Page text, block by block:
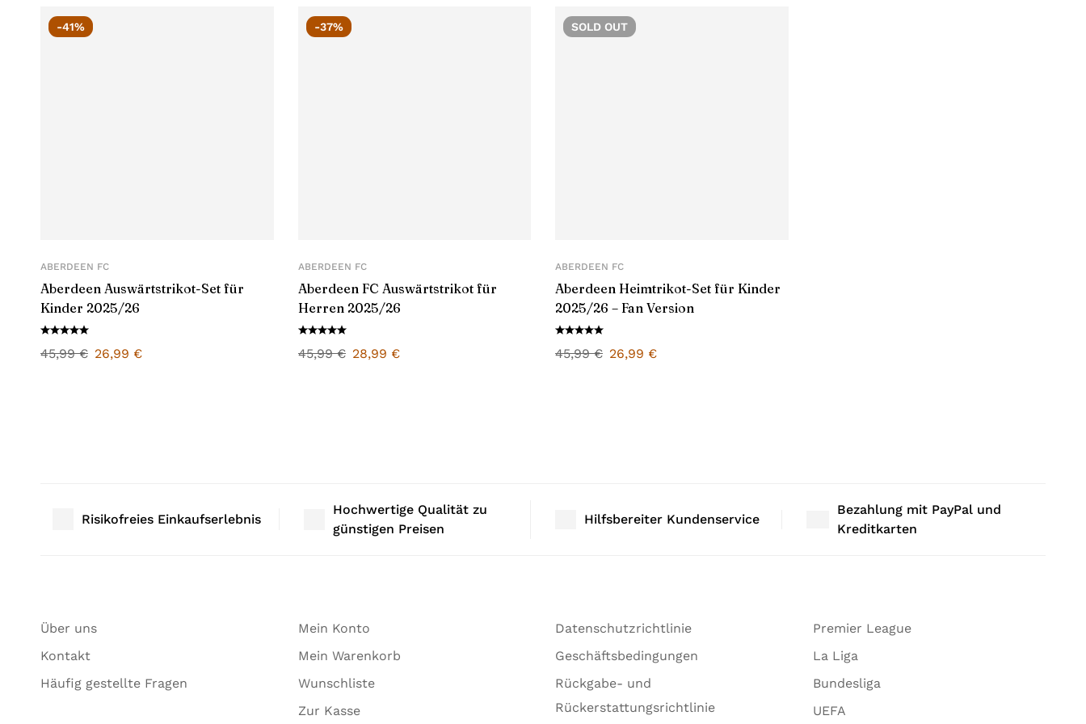
-41%
ABERDEEN FC
Aberdeen Auswärtstrikot-Set für
Kinder 2025/26
45,99€ 26,99 €
-37%
ABERDEEN FC
Aberdeen FC Auswärtstrikot für
Herren 2025/26
45,99€ 28,99 €
SOLD OUT
ABERDEEN FC
Aberdeen Heimtrikot-Set für Kinder
2025/26 – Fan Version
45,99€ 26,99 €
Risikofreies Einkaufserlebnis
Hochwertige Qualität zu
günstigen Preisen
Hilfsbereiter Kundenservice
Bezahlung mit PayPal und
Kreditkarten
Über uns
Kontakt
Häufig gestellte Fragen
Mein Konto
Mein Warenkorb
Wunschliste
Zur Kasse
Datenschutzrichtlinie
Geschäftsbedingungen
Rückgabe- und
Rückerstattungsrichtlinie
Premier League
La Liga
Bundesliga
UEFA